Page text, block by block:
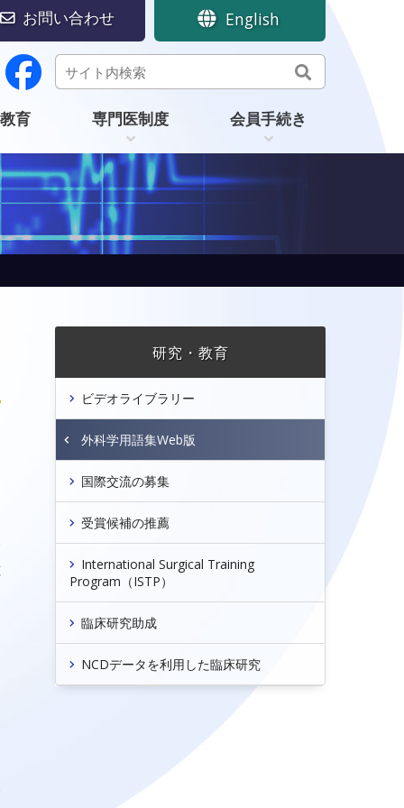
English
お問い合わせ
育 専門医制度 会員手続き
研究・教育
ビデオライブラリー
外科学用語集Web版
国際交流の募集
受賞候補の推薦
International Surgical Training
Program（ISTP）
臨床研究助成
NCDデータを利用した臨床研究